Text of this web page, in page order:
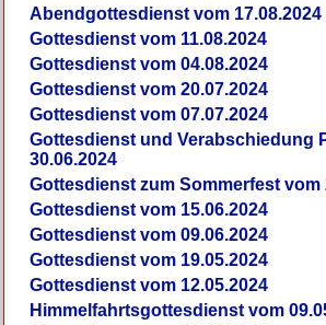
Abendgottesdienst vom 17.08.2024
Gottesdienst vom 11.08.2024
Gottesdienst vom 04.08.2024
Gottesdienst vom 20.07.2024
Gottesdienst vom 07.07.2024
Gottesdienst und Verabschiedung
30.06.2024
Gottesdienst zum Sommerfest vom
Gottesdienst vom 15.06.2024
Gottesdienst vom 09.06.2024
Gottesdienst vom 19.05.2024
Gottesdienst vom 12.05.2024
Himmelfahrtsgottesdienst vom